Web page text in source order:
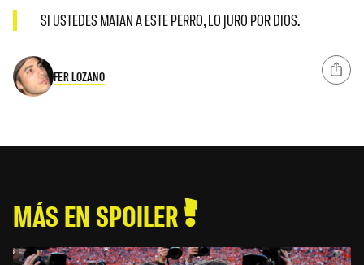
SI USTEDES MATAN A ESTE PERRO, LO JURO POR DIOS.
FER LOZANO
MÁS EN SPOILER